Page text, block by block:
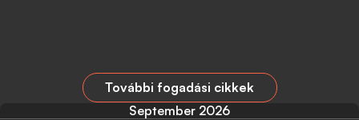
További fogadási cikkek
September 2026